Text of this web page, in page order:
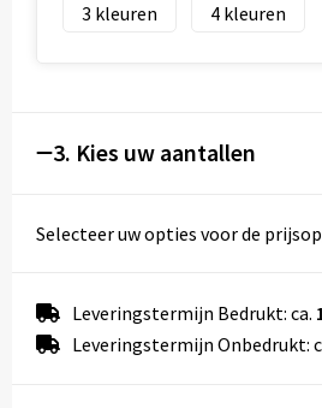
3
4
3. Kies uw aantallen
Selecteer uw opties voor de
Leveringstermijn Bedrukt: ca.
Leveringstermijn Onbedrukt: